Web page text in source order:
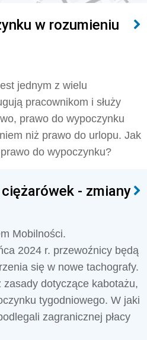
w rozumieniu
jednym z wielu
pracownikom i służy
prawo do wypoczynku
niż prawo do urlopu. Jak
do wypoczynku?
- zmiany
Mobilności.
2024 r. przewoźnicy będą
się w nowe tachografy.
dotyczące kabotażu,
tygodniowego. W jaki
zagranicznej płacy